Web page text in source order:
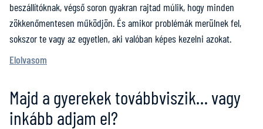
beszállítóknak, végső soron gyakran rajtad múlik, hogy minden
zökkenőmentesen működjön. És amikor problémák merülnek fel,
sokszor te vagy az egyetlen, aki valóban képes kezelni azokat.
Elolvasom
Majd a gyerekek továbbviszik… vagy
inkább adjam el?